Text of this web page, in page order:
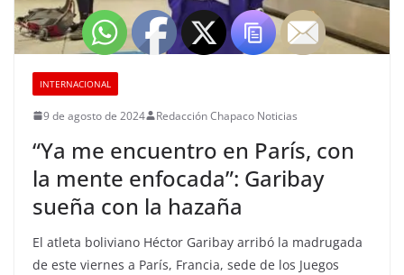
INTERNACIONAL
9 de agosto de 2024 Redacción Chapaco Noticias
“Ya me encuentro en París, con
la mente enfocada”: Garibay
sueña con la hazaña
El atleta boliviano Héctor Garibay arribó la madrugada
de este viernes a París, Francia, sede de los Juegos